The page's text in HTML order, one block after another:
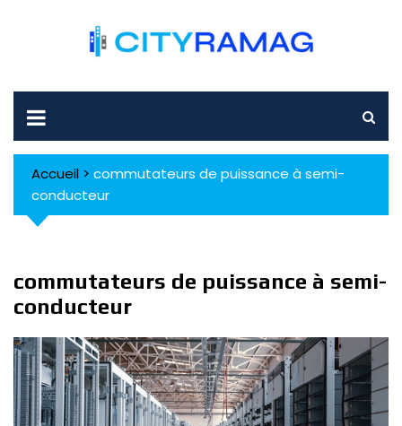
Accueil > commutateurs de puissance à semi-
conducteur
commutateurs de puissance à semi-
conducteur